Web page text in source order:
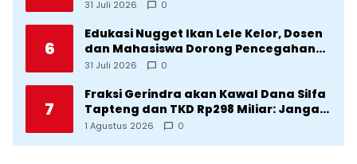
31 Juli 2026 0
6
Edukasi Nugget Ikan Lele Kelor, Dosen
dan Mahasiswa Dorong Pencegahan
Stunting di Desa Silangkitang
31 Juli 2026 0
7
Fraksi Gerindra akan Kawal Dana Silfa
Tapteng dan TKD Rp298 Miliar: Jangan
Sampai Pekerjaan Pusat dan Provinsi
1 Agustus 2026 0